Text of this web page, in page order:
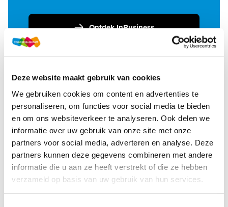
Deze website maakt gebruik van cookies
We gebruiken cookies om content en advertenties te
personaliseren, om functies voor social media te bieden
en om ons websiteverkeer te analyseren. Ook delen we
informatie over uw gebruik van onze site met onze
partners voor social media, adverteren en analyse. Deze
partners kunnen deze gegevens combineren met andere
informatie die u aan ze heeft verstrekt of die ze hebben
verzameld op basis van uw gebruik van hun services.
Ontdek InBusiness
VLIEGENDE START VOOR
STUDENTEN
“Onze didactische insteek betekent ook dat we met
strategieën werken als ‘activerend leren’ en ‘formatieve
evaluatie’. En dat we studenten aanmoedigen om kritisch
te denken, te analyseren en te reflecteren op wat ze leren.